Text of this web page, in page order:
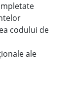
codului de
ale